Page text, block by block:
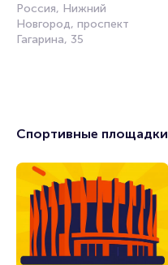
Россия, Нижний
Новгород, проспект
Гагарина, 35
Спортивные площадки